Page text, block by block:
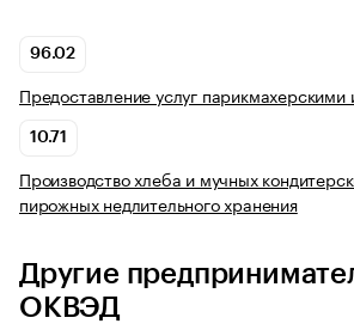
96.02
Предоставление услуг
10.71
Производство хлеба и мучных
пирожных недлительного хранения
Другие
ОКВЭД